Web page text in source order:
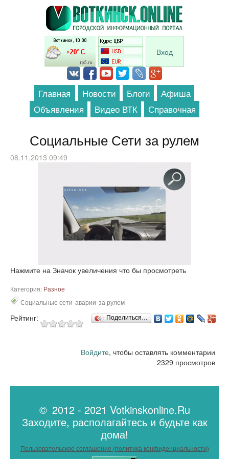
Перейти к основному содержанию
Вход
Главная Новости Блоги
Афиша
Объявления
Видео ВТК Справочная
Социальные Сети за рулем
08.11.2013 09:49
Нажмите на Значок увеличения что бы просмотреть
Категория: Разное
Социальные сети аварии за рулем
Рейтинг: Поделиться…
Войдите, чтобы оставлять комментарии
2329 просмотров
© 2012 - 2021 Votkinskonline.Ru
Заходите, располагайтесь и будьте как
дома!
Пользовательское соглашение (политика конфиденциальности)